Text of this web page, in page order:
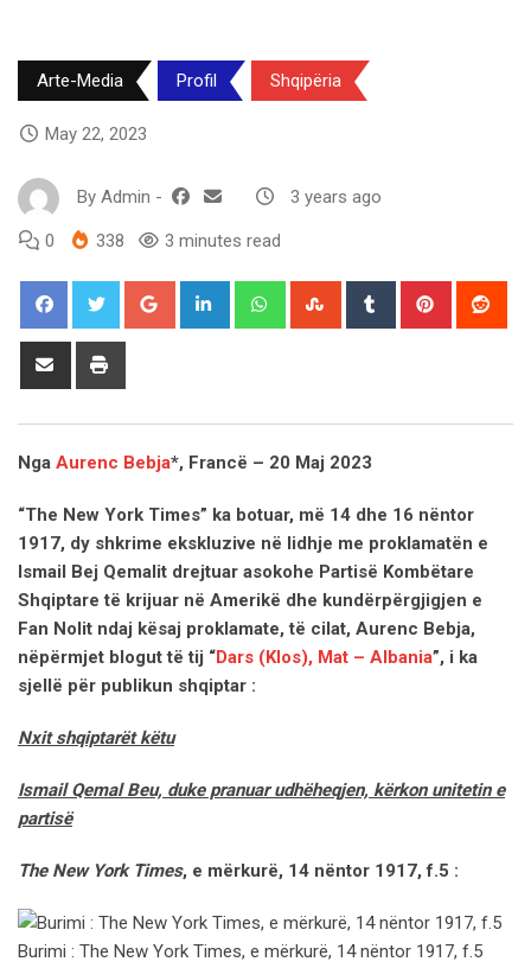
Arte-Media Profil Shqipëria
May 22, 2023
By Admin - 3 years ago
0 338 3 minutes read
Google+ LinkedIn WhatsappStumbleUpon
Tumblr Pinterest
Share
Nga Aurenc Bebja*, Francë – 20 Maj 2023
“The New York Times” ka botuar, më 14 dhe 16 nëntor
1917, dy shkrime ekskluzive në lidhje me proklamatën e
Ismail Bej Qemalit drejtuar asokohe Partisë Kombëtare
Shqiptare të krijuar në Amerikë dhe kundërpërgjigjen e
Fan Nolit ndaj kësaj proklamate, të cilat, Aurenc Bebja,
nëpërmjet blogut të tij “Dars (Klos), Mat – Albania”, i ka
sjellë për publikun shqiptar :
Nxit shqiptarët këtu
Ismail Qemal Beu, duke pranuar udhëheqjen, kërkon unitetin e
partisë
The New York Times, e mërkurë, 14 nëntor 1917, f.5 :
Burimi : The New York Times, e mërkurë, 14 nëntor 1917, f.5